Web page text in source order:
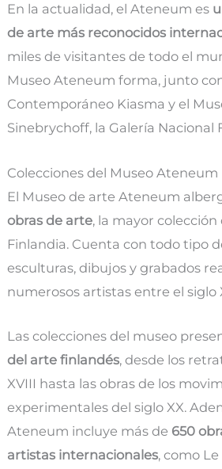
En la actualidad, el Ateneum es
de arte más reconocidos
miles de visitantes de todo el
Museo Ateneum forma, junto
Contemporáneo Kiasma y el
Sinebrychoff, la Galería Nacional
Colecciones del Museo Ateneum
El Museo de arte Ateneum
obras de arte, la mayor
Finlandia. Cuenta con todo tipo
esculturas, dibujos y grabados
numerosos artistas entre el siglo
Las colecciones del museo
del arte finlandés, desde los
XVIII hasta las obras de los
experimentales del siglo XX.
Ateneum incluye más de 650
artistas internacionales, como